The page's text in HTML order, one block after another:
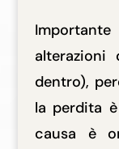
dentro),
la perdita
causa è